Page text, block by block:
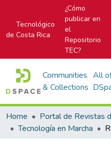
Tecnológico
de Costa Rica
¿Cómo
publicar en
el
Repositorio
TEC?
Communities
& Collections
All
Home
Tecnología en Marcha